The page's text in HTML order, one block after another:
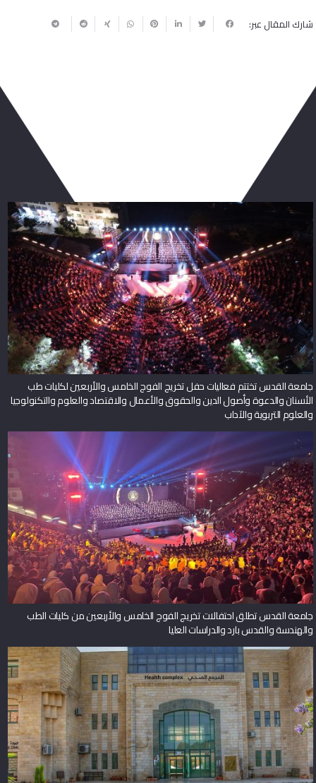
شارك المقال عبر:
جامعة القدس تختتم فعاليات حفل تخريج الفوج الخامس والأربعين لكليات طب
الأسنان والدعوة وأصول الدين والحقوق والأعمال والاقتصاد والعلوم والتكنولوجيا
والعلوم التربوية والآداب
جامعة القدس تطلق احتفالات تخريج الفوج الخامس والأربعين من كليات الطب
والهندسة والقدس بارد والدراسات العليا